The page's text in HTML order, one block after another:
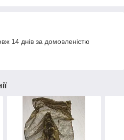
14 днів за домовленістю